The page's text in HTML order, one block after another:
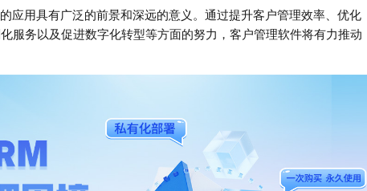
应用具有广泛的前景和深远的意义。通过提升客户管理效率、优化
服务以及促进数字化转型等方面的努力，客户管理软件将有力推动